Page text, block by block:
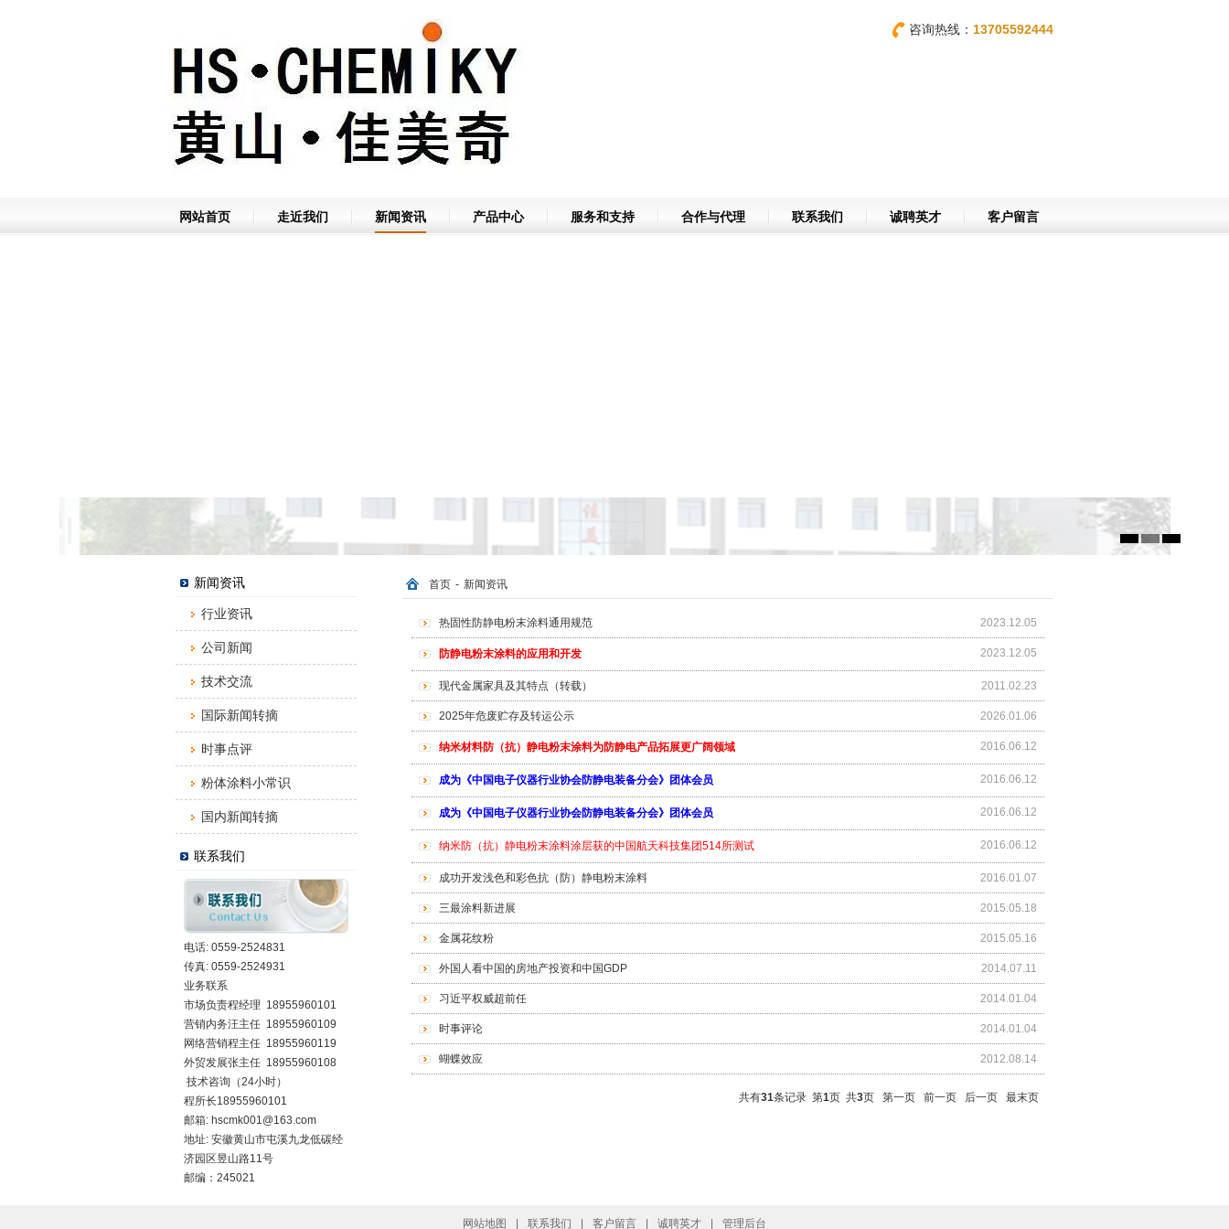
咨询热线： 13705592444
网站首页 走近我们 新闻资讯 产品中心 服务和支持 合作与代理 联系我们 诚聘英才 客户留言
新闻资讯
行业资讯
公司新闻
技术交流
国际新闻转摘
时事点评
粉体涂料小常识
国内新闻转摘
联系我们
电话: 0559-2524831
传真: 0559-2524931
业务联系
市场负责程经理 18955960101
营销内务汪主任 18955960109
网络营销程主任 18955960119
外贸发展张主任 18955960108
技术咨询（24小时）
程所长18955960101
邮箱: hscmk001@163.com
地址: 安徽黄山市屯溪九龙低碳经
济园区昱山路11号
邮编：245021
首页 - 新闻资讯
2023.12.05
热固性防静电粉末涂料通用规范
2023.12.05
防静电粉末涂料的应用和开发
2011.02.23
现代金属家具及其特点（转载）
2026.01.06
2025年危废贮存及转运公示
2016.06.12
纳米材料防（抗）静电粉末涂料为防静电产品拓展更广阔领域
2016.06.12
成为《中国电子仪器行业协会防静电装备分会》团体会员
2016.06.12
成为《中国电子仪器行业协会防静电装备分会》团体会员
2016.06.12
纳米防（抗）静电粉末涂料涂层获的中国航天科技集团514所测试
2016.01.07
成功开发浅色和彩色抗（防）静电粉末涂料
2015.05.18
三最涂料新进展
2015.05.16
金属花纹粉
2014.07.11
外国人看中国的房地产投资和中国GDP
2014.01.04
习近平权威超前任
2014.01.04
时事评论
2012.08.14
蝴蝶效应
共有31条记录 第1页 共3页 第一页 前一页 后一页 最末页
网站地图 联系我们 客户留言 诚聘英才 管理后台